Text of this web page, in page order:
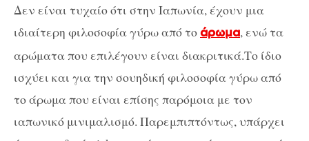
Δεν είναι τυχαίο ότι στην Ιαπωνία, έχουν μια
ιδιαίτερη φιλοσοφία γύρω από τοάρωμα, ενώ τα
αρώματα που επιλέγουν είναι διακριτικά.Το ίδιο
ισχύει και για την σουηδική φιλοσοφία γύρω από
το άρωμα που είναι επίσης παρόμοια με τον
ιαπωνικό μινιμαλισμό. Παρεμπιπτόντως, υπάρχει